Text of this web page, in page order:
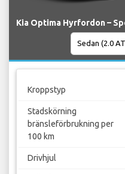
Kia Optima Hyrfordon –
Kroppstyp
Stadskörning
bränsleförbrukning per
100 km
Drivhjul